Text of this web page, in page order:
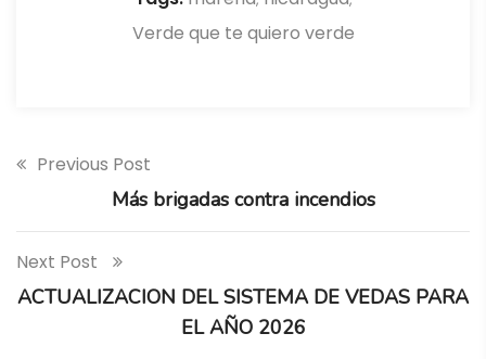
Verde que te quiero verde
Previous Post
Más brigadas contra incendios
Next Post
ACTUALIZACION DEL SISTEMA DE VEDAS PARA
EL AÑO 2026